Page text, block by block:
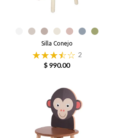
Silla Conejo
2
$ 990.00